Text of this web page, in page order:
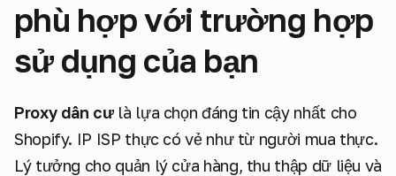
phù hợp với trường hợp
sử dụng của bạn
Proxy dân cưlà lựa chọn đáng tin cậy nhất cho
Shopify. IP ISP thực có vẻ như từ người mua thực.
Lý tưởng cho quản lý cửa hàng, thu thập dữ liệu và